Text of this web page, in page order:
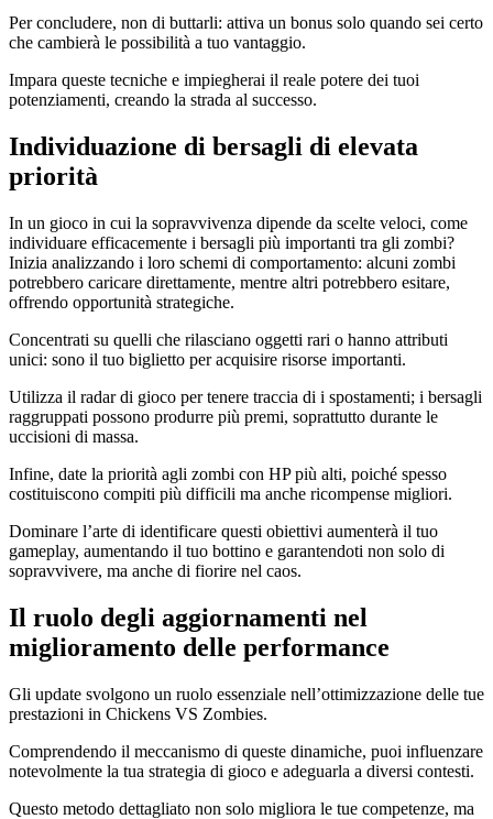
Per concludere, non di buttarli: attiva un bonus solo quando sei certo
che cambierà le possibilità a tuo vantaggio.
Impara queste tecniche e impiegherai il reale potere dei tuoi
potenziamenti, creando la strada al successo.
Individuazione di bersagli di elevata
priorità
In un gioco in cui la sopravvivenza dipende da scelte veloci, come
individuare efficacemente i bersagli più importanti tra gli zombi?
Inizia analizzando i loro schemi di comportamento: alcuni zombi
potrebbero caricare direttamente, mentre altri potrebbero esitare,
offrendo opportunità strategiche.
Concentrati su quelli che rilasciano oggetti rari o hanno attributi
unici: sono il tuo biglietto per acquisire risorse importanti.
Utilizza il radar di gioco per tenere traccia di i spostamenti; i bersagli
raggruppati possono produrre più premi, soprattutto durante le
uccisioni di massa.
Infine, date la priorità agli zombi con HP più alti, poiché spesso
costituiscono compiti più difficili ma anche ricompense migliori.
Dominare l’arte di identificare questi obiettivi aumenterà il tuo
gameplay, aumentando il tuo bottino e garantendoti non solo di
sopravvivere, ma anche di fiorire nel caos.
Il ruolo degli aggiornamenti nel
miglioramento delle performance
Gli update svolgono un ruolo essenziale nell’ottimizzazione delle tue
prestazioni in Chickens VS Zombies.
Comprendendo il meccanismo di queste dinamiche, puoi influenzare
notevolmente la tua strategia di gioco e adeguarla a diversi contesti.
Questo metodo dettagliato non solo migliora le tue competenze, ma